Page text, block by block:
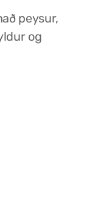
peysur,
og